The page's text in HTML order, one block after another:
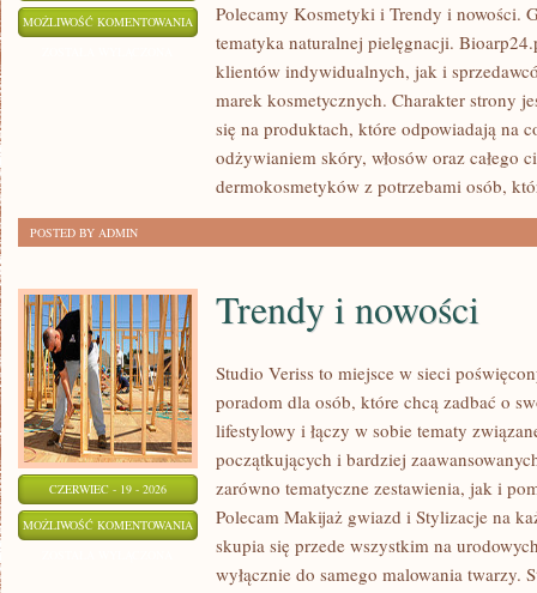
MOŻLIWOŚĆ KOMENTOWANIA EKO-
MAKIJAŻ
Polecamy Kosmetyki i Trendy i nowości.
tematyka naturalnej pielęgnacji.
klientów indywidualnych, jak i
marek kosmetycznych. Charakter strony
się na produktach, które odpowiadają na
odżywianiem skóry, włosów oraz całego
dermokosmetyków z potrzebami osób,
POSTED BY ADMIN
CZERWIEC - 19 - 2026
MOŻLIWOŚĆ KOMENTOWANIA TRENDY
NOWOŚCI
Trendy i nowości
Studio Veriss to miejsce w sieci
poradom dla osób, które chcą zadbać o
lifestylowy i łączy w sobie tematy
początkujących i bardziej
zarówno tematyczne zestawienia, jak i
Polecam Makijaż gwiazd i Stylizacje na
skupia się przede wszystkim na
wyłącznie do samego malowania twarzy.